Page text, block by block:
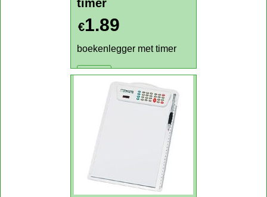
boekenlegger met timer
boekenlegger met
timer
1.89
boekenlegger met timer